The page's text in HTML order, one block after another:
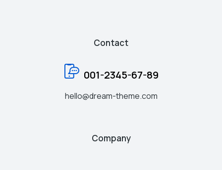
Contact
001-2345-67-89
hello@dream-theme.com
Company